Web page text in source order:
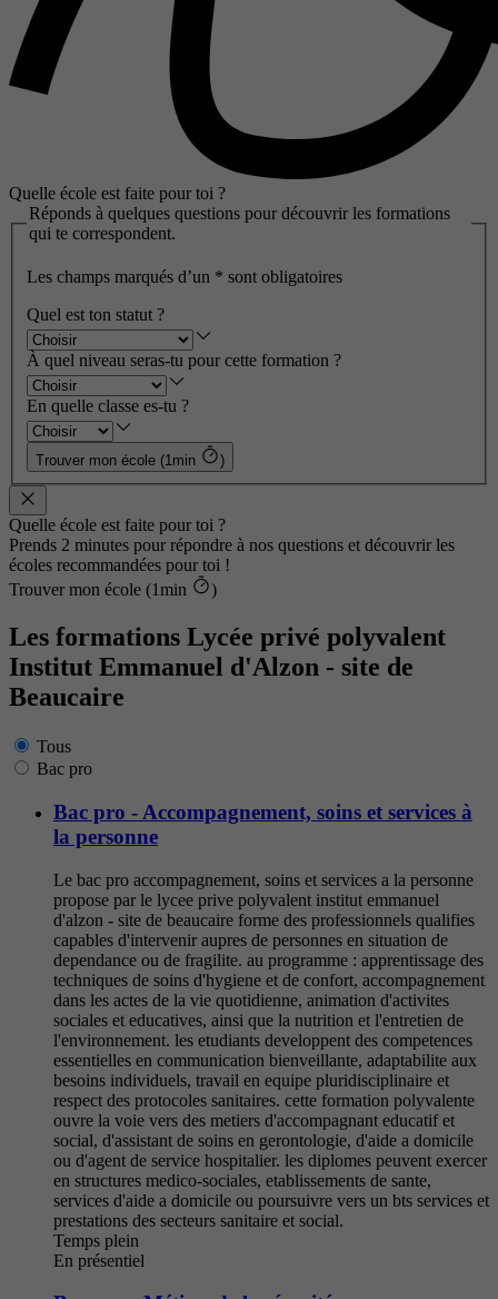
Quelle école est faite pour toi ?
Réponds à quelques questions pour découvrir les formations
qui te correspondent.
Les champs marqués d’un * sont obligatoires
Quel est ton statut ?
À quel niveau seras-tu pour cette formation ?
En quelle classe es-tu ?
Trouver mon école (1min )
Quelle école est faite pour toi ?
Prends 2 minutes pour répondre à nos questions et découvrir les
écoles recommandées pour toi !
Trouver mon école (1min
)
Les formations Lycée privé polyvalent
Institut Emmanuel d'Alzon - site de
Beaucaire
Tous
Bac pro
Bac pro - Accompagnement, soins et services à
la personne
Le bac pro accompagnement, soins et services a la personne
propose par le lycee prive polyvalent institut emmanuel
d'alzon - site de beaucaire forme des professionnels qualifies
capables d'intervenir aupres de personnes en situation de
dependance ou de fragilite. au programme : apprentissage des
techniques de soins d'hygiene et de confort, accompagnement
dans les actes de la vie quotidienne, animation d'activites
sociales et educatives, ainsi que la nutrition et l'entretien de
l'environnement. les etudiants developpent des competences
essentielles en communication bienveillante, adaptabilite aux
besoins individuels, travail en equipe pluridisciplinaire et
respect des protocoles sanitaires. cette formation polyvalente
ouvre la voie vers des metiers d'accompagnant educatif et
social, d'assistant de soins en gerontologie, d'aide a domicile
ou d'agent de service hospitalier. les diplomes peuvent exercer
en structures medico-sociales, etablissements de sante,
services d'aide a domicile ou poursuivre vers un bts services et
prestations des secteurs sanitaire et social.
Temps plein
En présentiel